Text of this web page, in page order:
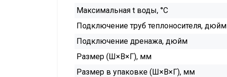
Максимальная t воды, °C
Подключение труб теплоносителя, дюйм
Подключение дренажа, дюйм
Размер (Ш×В×Г), мм
Размер в упаковке (Ш×В×Г), мм